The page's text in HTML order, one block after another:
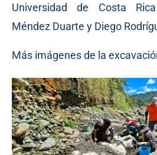
Universidad de Costa
Méndez Duarte y Diego
Más imágenes de la